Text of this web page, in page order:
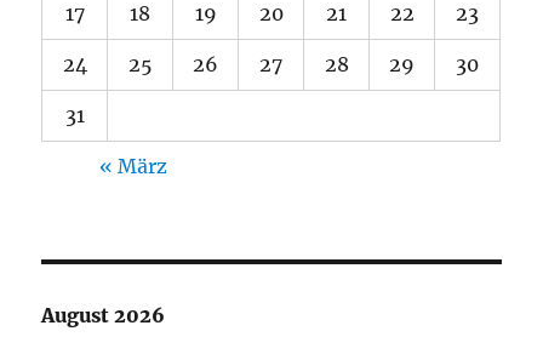
17 18 19 20 21 22 23
24 25 26 27 28 29 30
31
« März
August 2026